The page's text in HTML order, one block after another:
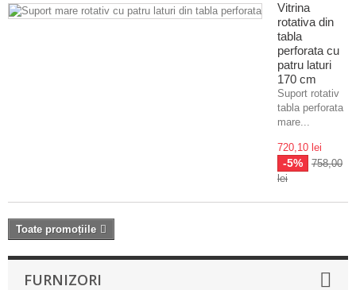
Vitrina
rotativa din
tabla
perforata cu
patru laturi
170 cm
Suport rotativ
tabla perforata
mare...
720,10 lei
-5%
758,00
lei
Toate promoțiile
FURNIZORI